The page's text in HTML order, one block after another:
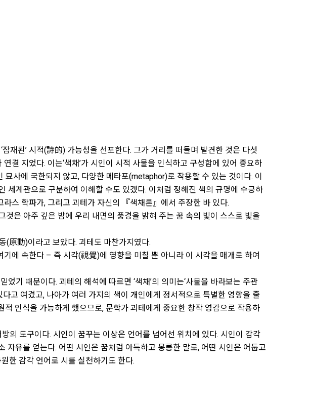
재된’ 시적(詩的) 가능성을 선포한다. 그가 거리를 떠돌며 발견한 것은 다섯
결 지었다. 이는‘색채’가 시인이 시적 사물을 인식하고 구성함에 있어 중요하
사에 국한되지 않고, 다양한 메타포(metaphor)로 작용할 수 있는 것이다. 이
계관으로 구분하여 이해할 수도 있겠다. 이처럼 정해진 색의 규명에 수긍하
스 학파가, 그리고 괴테가 자신의 『색채론』에서 주장한 바 있다.
은 아주 깊은 밤에 우리 내면의 풍경을 밝혀 주는 꿈 속의 빛이 스스로 빛을
(原動)이라고 보았다. 괴테도 마찬가지였다.
에 속한다 – 즉 시각(視覺)에 영향을 미칠 뿐 아니라 이 시각을 매개로 하여
기 때문이다. 괴테의 해석에 따르면 ‘색채’의 의미는‘사물을 바라보는 주관
고 여겼고, 나아가 여러 가지의 색이 개인에게 정서적으로 특별한 영향을 줄
적 인식을 가능하게 했으므로, 문학가 괴테에게 중요한 창작 영감으로 작용하
의 도구이다. 시인이 꿈꾸는 이상은 언어를 넘어선 위치에 있다. 시인이 감각
유를 얻는다. 어떤 시인은 꿈처럼 아득하고 몽롱한 말로, 어떤 시인은 어둡고
한 감각 언어로 시를 실천하기도 한다.